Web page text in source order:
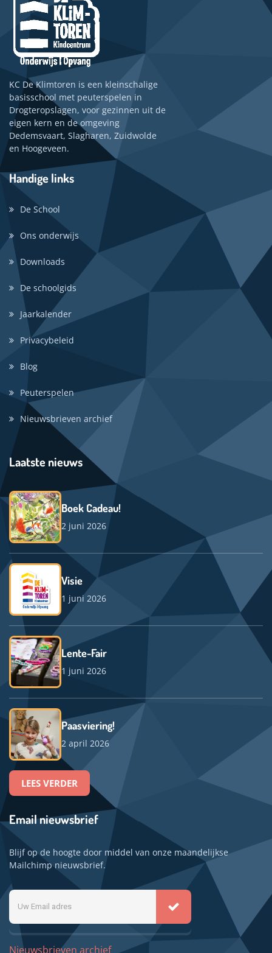
KC De Klimtoren is een kleinschalige
basisschool met peuterspelen in
Drogteropslagen, voor gezinnen uit de
eigen kern en de omgeving
Dedemsvaart, Slagharen, Zuidwolde
en Hoogeveen.
Handige links
De School
Ons onderwijs
Downloads
De schoolgids
Jaarkalender
Privacybeleid
Blog
Peuterspelen
Nieuwsbrieven archief
Laatste nieuws
Boek Cadeau!
2 juni 2026
Visie
1 juni 2026
Lente-Fair
1 juni 2026
Paasviering!
2 april 2026
LEES VERDER
Email nieuwsbrief
Blijf op de hoogte door middel van onze maandelijkse
Mailchimp nieuwsbrief.
Uw
Email
adres
Nieuwsbrieven archief